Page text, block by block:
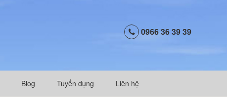
0966 36 39 39
Blog Tuyển dụng Liên hệ